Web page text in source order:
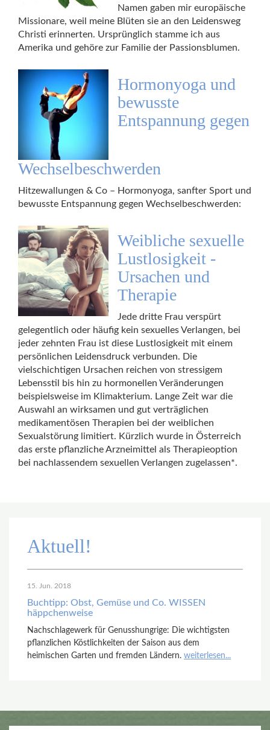
Namen gaben mir europäische
Missionare, weil meine Blüten sie an den Leidensweg
Christi erinnerten. Ursprünglich stamme ich aus
Amerika und gehöre zur Familie der Passionsblumen.
Hormonyoga und
bewusste
Entspannung gegen
Wechselbeschwerden
Hitzewallungen & Co – Hormonyoga, sanfter Sport und
bewusste Entspannung gegen Wechselbeschwerden:
Weibliche sexuelle
Lustlosigkeit -
Ursachen und
Therapie
Jede dritte Frau verspürt
gelegentlich oder häufig kein sexuelles Verlangen, bei
jeder zehnten Frau ist diese Lustlosigkeit mit einem
persönlichen Leidensdruck verbunden. Die
vielschichtigen Ursachen reichen von stressigem
Lebensstil bis hin zu hormonellen Veränderungen
beispielsweise im Klimakterium. Lange Zeit war die
Auswahl an wirksamen und gut verträglichen
medikamentösen Therapien bei der weiblichen
Sexualstörung limitiert. Kürzlich wurde in Österreich
das erste pflanzliche Arzneimittel als Therapieoption
bei nachlassendem sexuellen Verlangen zugelassen*.
Aktuell!
15. Jun. 2018
Buchtipp: Obst, Gemüse und Co. WISSEN
häppchenweise
Nachschlagewerk für Genusshungrige: Die wichtigsten
pflanzlichen Köstlichkeiten der Saison aus dem
heimischen Garten und fremden Ländern. weiterlesen...